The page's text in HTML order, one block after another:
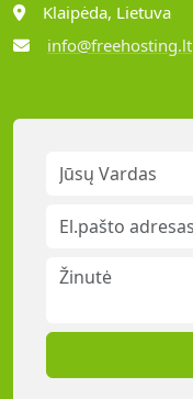
Klaipėda, Lietuva
info@freehosting.lt